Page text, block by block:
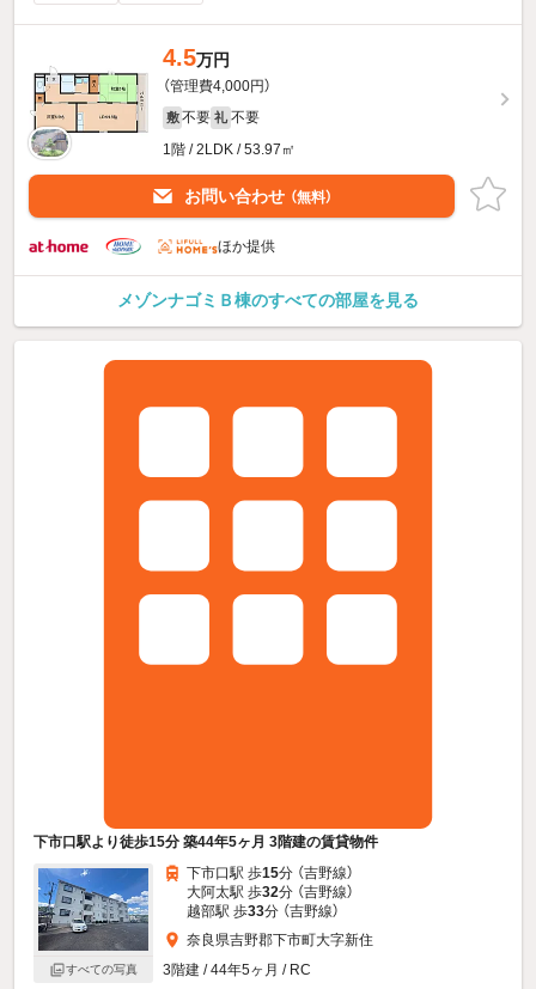
4.5万円
（管理費4,000円）
敷 不要 礼 不要
1階 / 2LDK / 53.97㎡
お問い合わせ （無料）
ほか提供
メゾンナゴミＢ棟のすべての部屋を見る
下市口駅より徒歩15分 築44年5ヶ月 3階建の賃貸物件
すべての写真
下市口駅 歩15分 （吉野線）
大阿太駅 歩32分 （吉野線）
越部駅 歩33分 （吉野線）
奈良県吉野郡下市町大字新住
3階建 / 44年5ヶ月 / RC